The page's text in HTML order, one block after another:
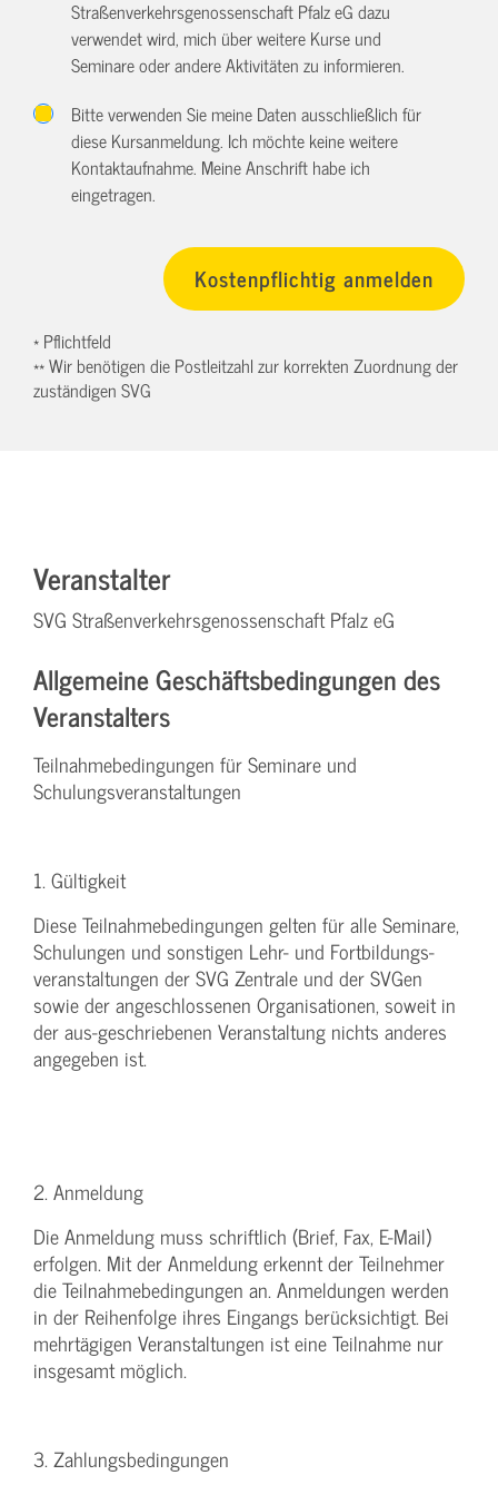
Straßenverkehrsgenossenschaft Pfalz eG dazu
verwendet wird, mich über weitere Kurse und
Seminare oder andere Aktivitäten zu informieren.
Bitte verwenden Sie meine Daten ausschließlich für
diese Kursanmeldung. Ich möchte keine weitere
Kontaktaufnahme. Meine Anschrift habe ich
eingetragen.
* Pflichtfeld
** Wir benötigen die Postleitzahl zur korrekten Zuordnung der
zuständigen SVG
Veranstalter
SVG Straßenverkehrsgenossenschaft Pfalz eG
Allgemeine Geschäftsbedingungen des
Veranstalters
Teilnahmebedingungen für Seminare und
Schulungsveranstaltungen
1. Gültigkeit
Diese Teilnahmebedingungen gelten für alle Seminare,
Schulungen und sonstigen Lehr- und Fortbildungs-
veranstaltungen der SVG Zentrale und der SVGen
sowie der angeschlossenen Organisationen, soweit in
der aus-geschriebenen Veranstaltung nichts anderes
angegeben ist.
2. Anmeldung
Die Anmeldung muss schriftlich (Brief, Fax, E-Mail)
erfolgen. Mit der Anmeldung erkennt der Teilnehmer
die Teilnahmebedingungen an. Anmeldungen werden
in der Reihenfolge ihres Eingangs berücksichtigt. Bei
mehrtägigen Veranstaltungen ist eine Teilnahme nur
insgesamt möglich.
3. Zahlungsbedingungen